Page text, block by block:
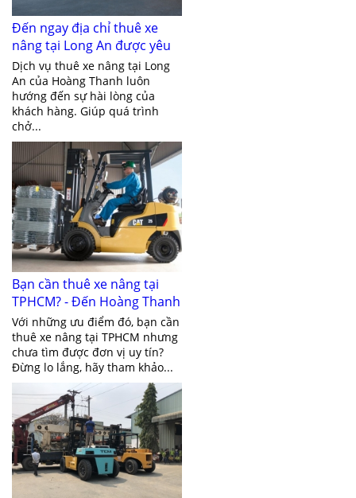
Đến ngay địa chỉ thuê xe
nâng tại Long An được yêu
thích nhất hiện nay
Dịch vụ thuê xe nâng tại Long
An của Hoàng Thanh luôn
hướng đến sự hài lòng của
khách hàng. Giúp quá trình
chở...
Bạn cần thuê xe nâng tại
TPHCM? - Đến Hoàng Thanh
ngay
Với những ưu điểm đó, bạn cần
thuê xe nâng tại TPHCM nhưng
chưa tìm được đơn vị uy tín?
Đừng lo lắng, hãy tham khảo...